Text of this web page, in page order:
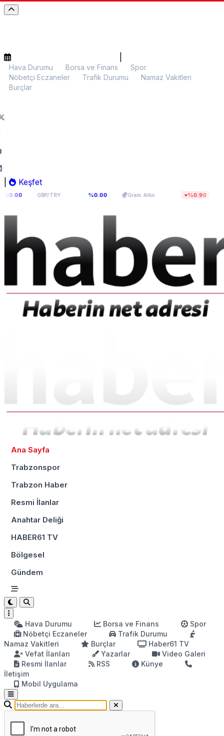
Hava Durumu Borsa ve Finans
Spor
Nöbetçi Eczaneler
Trafik Durumu
Namaz Vakitleri
Burçlar
Keşfet
GBP/TRY 64,0893 %0.00 Gram Altın 5.937,04 %0.90 BTC
Ana Sayfa
Trabzonspor
Trabzon Haber
Resmi İlanlar
Anahtar Deliği
HABER61 TV
Bölgesel
Gündem
Hava Durumu Borsa ve Finans
Spor
Nöbetçi Eczaneler
Trafik Durumu
Namaz Vakitleri
Burçlar
Haber61 TV
Vefat İlanları
Yazarlar
Video Galeri
Resmi İlanlar
RSS
Künye
İletişim
Mobil Uygulama